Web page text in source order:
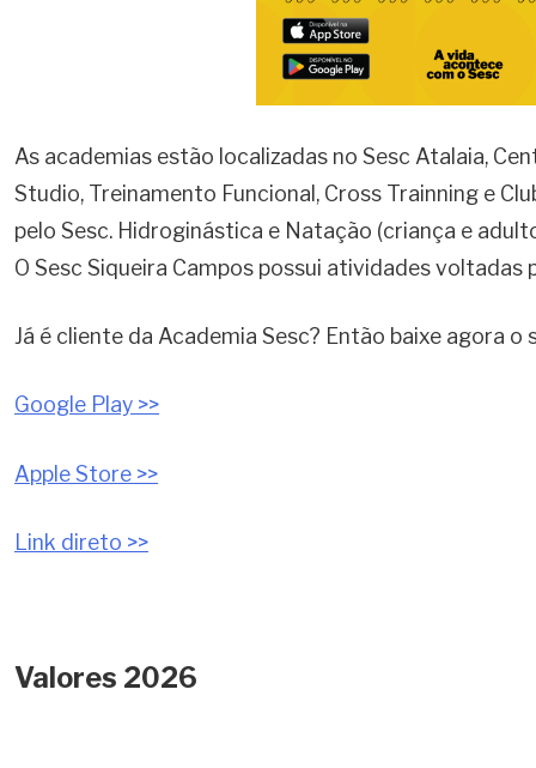
As academias estão localizadas no Sesc Atalaia,
Studio, Treinamento Funcional, Cross Trainning e
pelo Sesc. Hidroginástica e Natação (criança e
O Sesc Siqueira Campos possui atividades voltadas
Já é cliente da Academia Sesc? Então baixe agora o
Google Play >>
Apple Store >>
Link direto >>
Valores 2026